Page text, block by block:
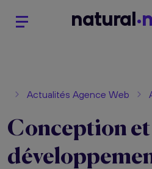
natural
Actualités Agence Web
Conception et